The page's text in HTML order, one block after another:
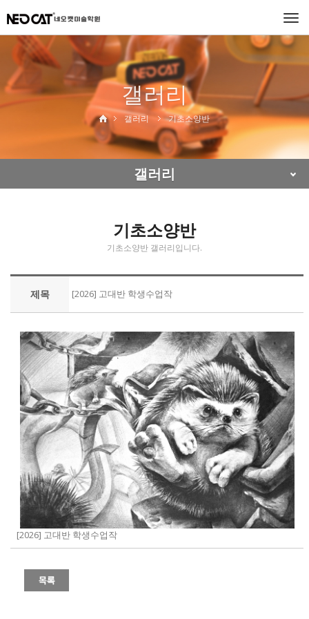
갤러리
갤러리 기초소양반
갤러리
기초소양반
기초소양반 갤러리입니다.
제목 [2026] 고대반 학생수업작
[2026] 고대반 학생수업작